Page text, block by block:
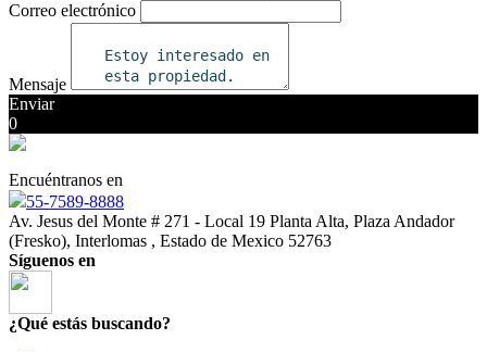
Correo electrónico
Mensaje
Enviar
0
Encuéntranos en
55-7589-8888
Av. Jesus del Monte # 271 - Local 19 Planta Alta, Plaza Andador
(Fresko), Interlomas , Estado de Mexico 52763
Síguenos en
¿Qué estás buscando?